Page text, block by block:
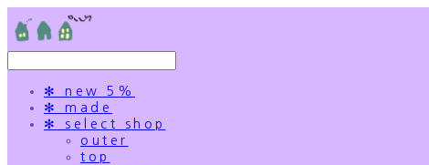
✻ new 5%
✻ made
✻ select shop
outer
top